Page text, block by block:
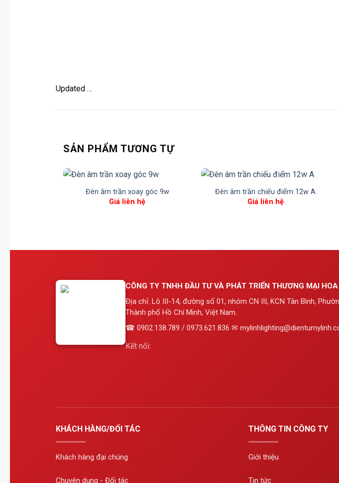
Updated …
SẢN PHẨM TƯƠNG TỰ
Đèn âm trần xoay góc 9w
Giá liên hệ
Đèn âm trần chiếu điểm 12w A
Giá liên hệ
CÔNG TY TNHH ĐẦU TƯ VÀ PHÁT TRIỂN THƯƠNG MẠI
Địa chỉ: Lô III-14, đường số 01, nhóm CN III, KCN Tân Bình,
Thành phố Hồ Chí Minh, Việt Nam.
☎ 0902.138.789 / 0973.621.836 ✉
Kết nối:
KHÁCH HÀNG/ĐỐI TÁC
Khách hàng đại chúng
Chuyên dụng - Đối tác
THÔNG TIN CÔNG TY
Giới thiệu
Tin tức